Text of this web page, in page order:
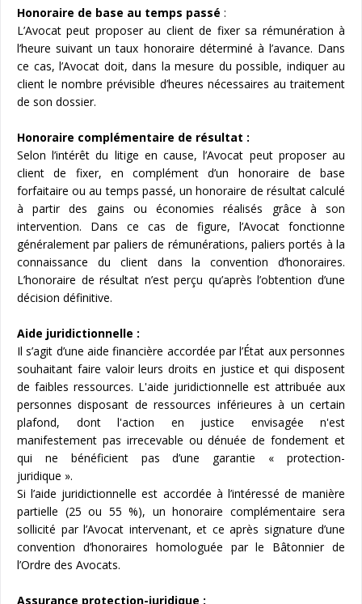
Honoraire de base au temps passé :
L’Avocat peut proposer au client de fixer sa rémunération à
l’heure suivant un taux honoraire déterminé à l’avance. Dans
ce cas, l’Avocat doit, dans la mesure du possible, indiquer au
client le nombre prévisible d’heures nécessaires au traitement
de son dossier.
Honoraire complémentaire de résultat :
Selon l’intérêt du litige en cause, l’Avocat peut proposer au
client de fixer, en complément d’un honoraire de base
forfaitaire ou au temps passé, un honoraire de résultat calculé
à partir des gains ou économies réalisés grâce à son
intervention. Dans ce cas de figure, l’Avocat fonctionne
généralement par paliers de rémunérations, paliers portés à la
connaissance du client dans la convention d’honoraires.
L’honoraire de résultat n’est perçu qu’après l’obtention d’une
décision définitive.
Aide juridictionnelle :
Il s’agit d’une aide financière accordée par l’État aux personnes
souhaitant faire valoir leurs droits en justice et qui disposent
de faibles ressources. L'aide juridictionnelle est attribuée aux
personnes disposant de ressources inférieures à un certain
plafond, dont l'action en justice envisagée n'est
manifestement pas irrecevable ou dénuée de fondement et
qui ne bénéficient pas d’une garantie « protection-
juridique ».
Si l’aide juridictionnelle est accordée à l’intéressé de manière
partielle (25 ou 55 %), un honoraire complémentaire sera
sollicité par l’Avocat intervenant, et ce après signature d’une
convention d’honoraires homologuée par le Bâtonnier de
l’Ordre des Avocats.
Assurance protection-juridique :